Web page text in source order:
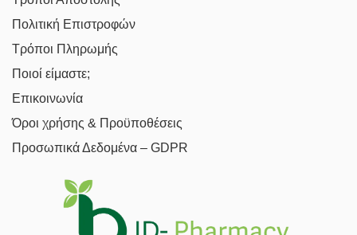
Πολιτική Επιστροφών
Τρόποι Πληρωμής
Ποιοί είμαστε;
Επικοινωνία
Όροι χρήσης & Προϋποθέσεις
Προσωπικά Δεδομένα – GDPR